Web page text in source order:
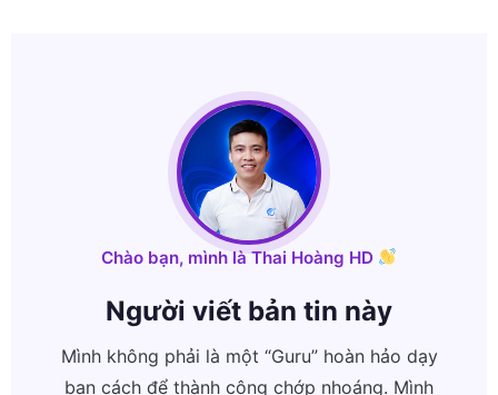
Chào bạn, mình là Thai Hoàng HD
Người viết bản tin này
Mình không phải là một “Guru” hoàn hảo dạy
bạn cách để thành công chớp nhoáng. Mình